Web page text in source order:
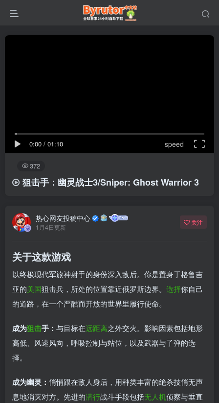
0:00 / 01:10 speed
372
狙击手：幽灵战士3/Sniper: Ghost Warrior 3
热心网友投稿中心
1月4日更新
关注
关于这款游戏
以终极现代军旅神射手的身份深入敌后。你是置身于格鲁吉
亚的美国狙击兵，所处的位置靠近俄罗斯边界。 选择你自己
的道路，在一个严酷而开放的世界里履行使命。
成为狙击手： 与目标在远距离之外交火。影响因素包括地形
高低、风速风向，呼吸控制与站位，以及武器与子弹的选
择。
成为幽灵：悄悄跟在敌人身后，用种类丰富的绝杀技悄无声
息地消灭对方。先进的潜行战斗手段包括无人机侦察与垂直